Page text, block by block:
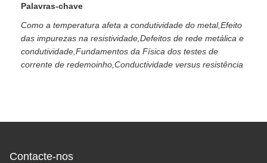
Palavras-chave
Como a temperatura afeta a condutividade do metal,Efeito
das impurezas na resistividade, Defeitos de rede metálica e
condutividade, Fundamentos da Física dos testes de
corrente de redemoinho, Conductividade versus resistência
Contacte-nos